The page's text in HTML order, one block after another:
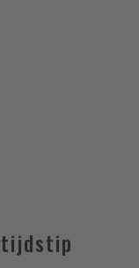
tijdstip